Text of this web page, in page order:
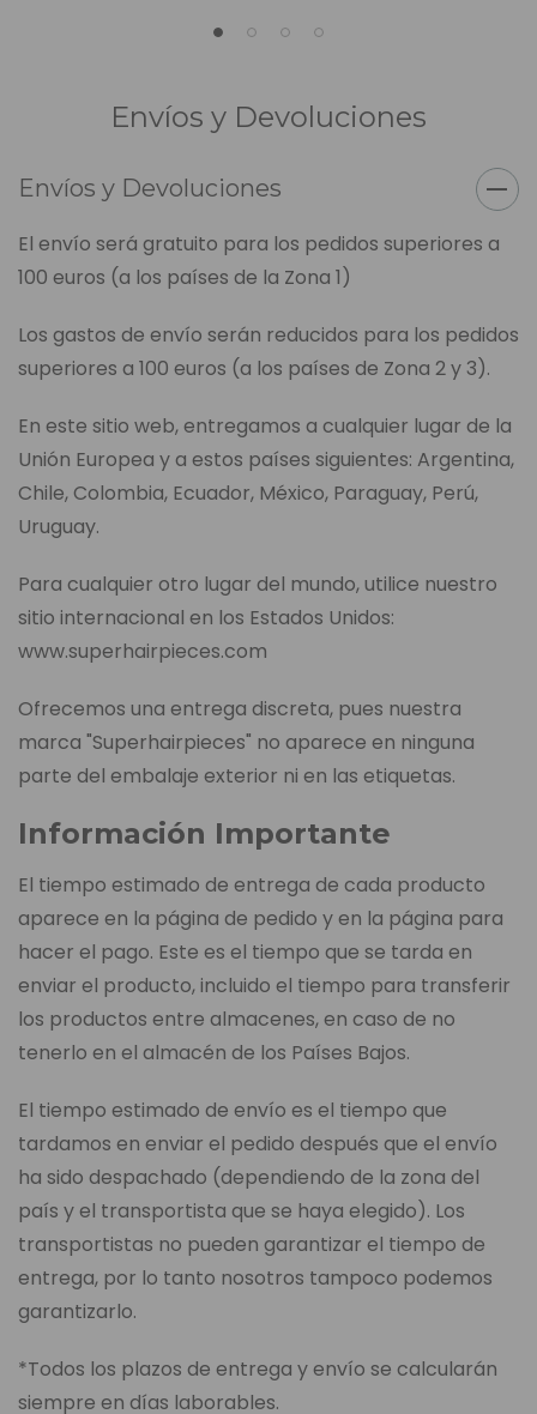
Envíos y Devoluciones
Envíos y Devoluciones
El envío será gratuito para los pedidos superiores a
100 euros (a los países de la Zona 1)
Los gastos de envío serán reducidos para los pedidos
superiores a 100 euros (a los países de Zona 2 y 3).
En este sitio web, entregamos a cualquier lugar de la
Unión Europea y a estos países siguientes: Argentina,
Chile, Colombia, Ecuador, México, Paraguay, Perú,
Uruguay.
Para cualquier otro lugar del mundo, utilice nuestro
sitio internacional en los Estados Unidos:
www.superhairpieces.com
Ofrecemos una entrega discreta, pues nuestra
marca "Superhairpieces" no aparece en ninguna
parte del embalaje exterior ni en las etiquetas.
Información Importante
El tiempo estimado de entrega de cada producto
aparece en la página de pedido y en la página para
hacer el pago. Este es el tiempo que se tarda en
enviar el producto, incluido el tiempo para transferir
los productos entre almacenes, en caso de no
tenerlo en el almacén de los Países Bajos.
El tiempo estimado de envío es el tiempo que
tardamos en enviar el pedido después que el envío
ha sido despachado (dependiendo de la zona del
país y el transportista que se haya elegido). Los
transportistas no pueden garantizar el tiempo de
entrega, por lo tanto nosotros tampoco podemos
garantizarlo.
*Todos los plazos de entrega y envío se calcularán
siempre en días laborables.